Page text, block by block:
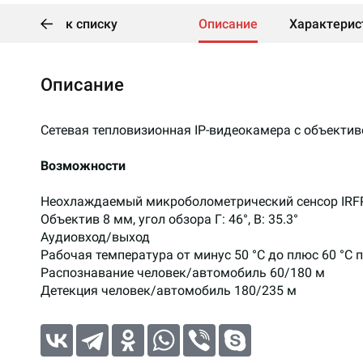
к списку Описание
Описание
Сетевая тепловизионная IP-видеокамера с
Возможности
Неохлаждаемый микроболометрический сенсор
Объектив 8 мм, угол обзора Г: 46°, В: 35.3°
Аудиовход/выход
Рабочая температура от минус 50 °C до плюс 60
Распознавание человек/автомобиль 60/180 м
Детекция человек/автомобиль 180/235 м